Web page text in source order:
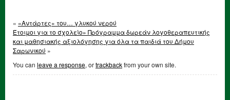
« «Αντάρτες» του… γλυκού νερού
Έτοιμοι για το σχολείο» Πρόγραμμα δωρεάν λογοθεραπευτικής
και μαθησιακής αξιολόγησης για όλα τα παιδιά του Δήμου
Σαρωνικού »
You can leave a response, ortrackbackfrom your own site.